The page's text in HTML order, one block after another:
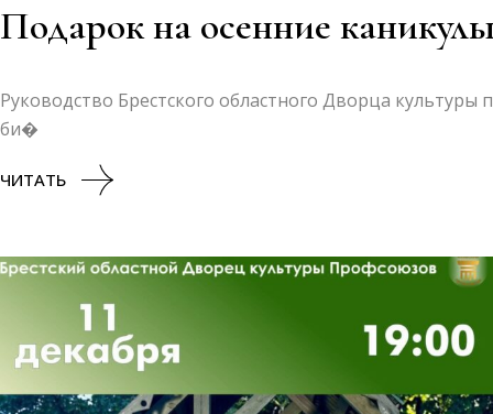
Подарок на осенние
Руководство Брестского областного Дворца
би�
ЧИТАТЬ